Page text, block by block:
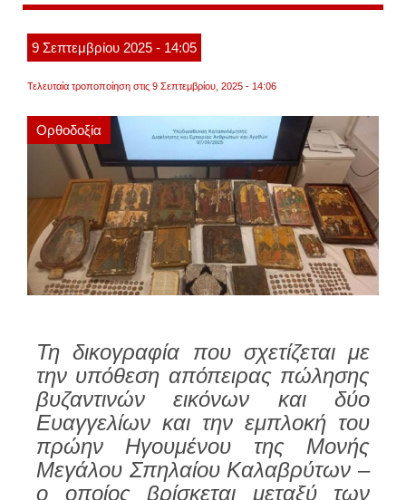
9 Σεπτεμβρίου 2025 - 14:05
Τελευταία τροποποίηση στις 9 Σεπτεμβρίου, 2025 - 14:06
Ορθοδοξία
Τη δικογραφία που σχετίζεται με
την υπόθεση απόπειρας πώλησης
βυζαντινών εικόνων και δύο
Ευαγγελίων και την εμπλοκή του
πρώην Ηγουμένου της Μονής
Μεγάλου Σπηλαίου Καλαβρύτων –
ο οποίος βρίσκεται μεταξύ των